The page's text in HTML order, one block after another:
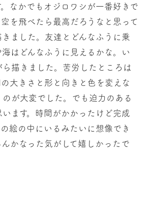
なかでもオジロワシが一番好きで
を飛べたら最高だろうなと思って
ました。友達とどんなふうに乗
はどんなふうに見えるかな。い
ら描きました。苦労したところは
大きさと形と向きと色を変えな
のが大変でした。でも迫力のある
ます。時間がかかったけど完成
絵の中にいるみたいに想像でき
かなった気がして嬉しかったで